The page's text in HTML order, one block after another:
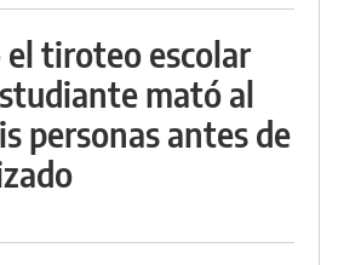
tiroteo escolar
mató al
personas antes de